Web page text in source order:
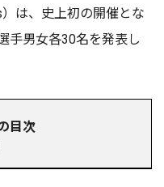
は、史上初の開催とな
手男女各30名を発表し
目次